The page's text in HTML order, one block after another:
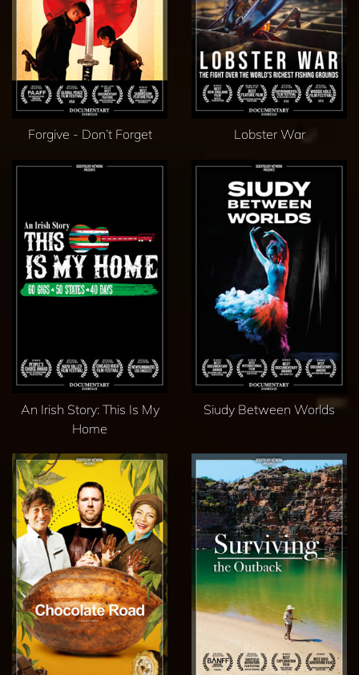
Forgive - Don’t Forget Lobster War
An Irish Story: This Is My
Home
Siudy Between Worlds